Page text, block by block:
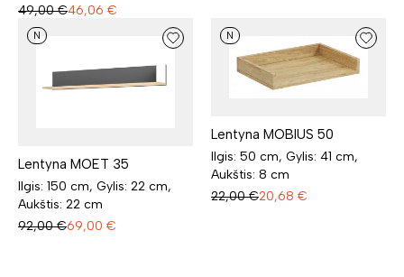
49,00 €46,06 €
N
Lentyna MOET 35
Ilgis: 150 cm, Gylis: 22 cm,
Aukštis: 22 cm
92,00 €69,00 €
N
Lentyna MOBIUS 50
Ilgis: 50 cm, Gylis: 41 cm,
Aukštis: 8 cm
22,00 €20,68 €